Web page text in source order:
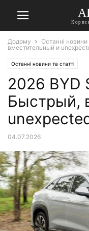
Додому Останні новини
вместительный и
Останні новини та статті
2026 BYD
Быстрый,
04.07.2026